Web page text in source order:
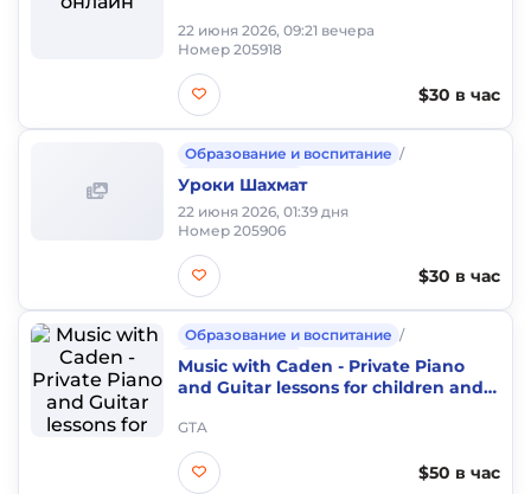
22 июня 2026, 09:21 вечера
Номер 205918
$30 в час
Образование и воспитание /
Частные уроки
Уроки Шахмат
22 июня 2026, 01:39 дня
Номер 205906
$30 в час
Образование и воспитание /
Частные уроки
Music with Caden - Private Piano
and Guitar lessons for children and
GTA
$50 в час